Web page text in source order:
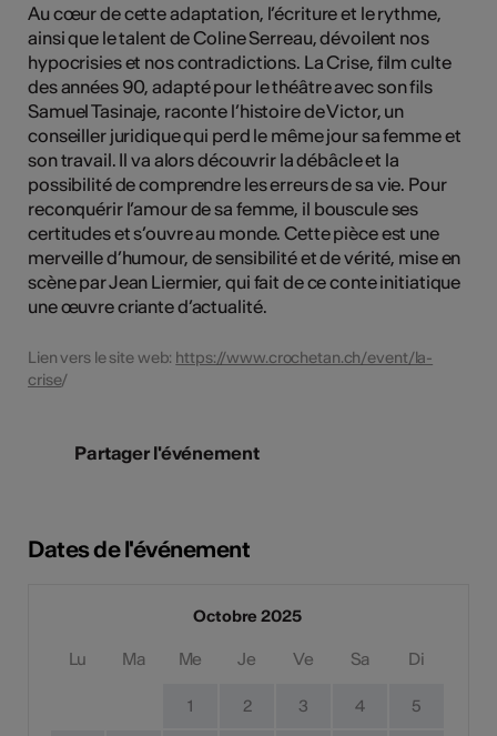
Au cœur de cette adaptation, l’écriture et le rythme,
ainsi que le talent de Coline Serreau, dévoilent nos
hypocrisies et nos contradictions. La Crise, film culte
des années 90, adapté pour le théâtre avec son fils
Samuel Tasinaje, raconte l’histoire de Victor, un
conseiller juridique qui perd le même jour sa femme et
son travail. Il va alors découvrir la débâcle et la
possibilité de comprendre les erreurs de sa vie. Pour
reconquérir l’amour de sa femme, il bouscule ses
certitudes et s’ouvre au monde. Cette pièce est une
merveille d’humour, de sensibilité et de vérité, mise en
scène par Jean Liermier, qui fait de ce conte initiatique
une œuvre criante d’actualité.
Lien vers le site web: https://www.crochetan.ch/event/la-
crise/
Partager l'événement
Dates de l'événement
Octobre 2025
Lu Ma Me Je Ve Sa Di
1 2 3 4 5